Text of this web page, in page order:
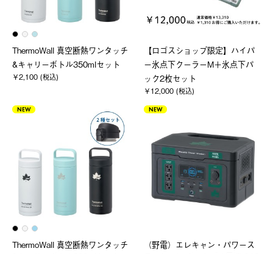
ThermoWall 真空断熱ワンタッチ
&キャリーボトル350mlセット
￥2,100 (税込)
【ロゴスショップ限定】ハイパ
ー氷点下クーラーM＋氷点下パ
ック2枚セット
￥12,000 (税込)
NEW
ThermoWall 真空断熱ワンタッチ
NEW
（野電）エレキャン・パワース